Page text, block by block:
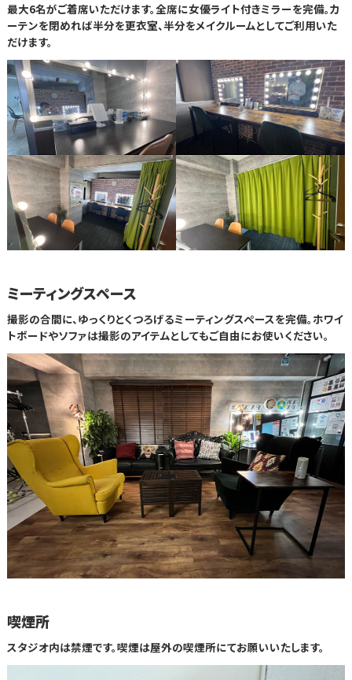
最大6名がご着席いただけます。全席に女優ライト付きミラーを完備。カ
ーテンを閉めれば半分を更衣室、半分をメイクルームとしてご利用いた
だけます。
ミーティングスペース
撮影の合間に、ゆっくりとくつろげるミーティングスペースを完備。ホワイ
トボードやソファは撮影のアイテムとしてもご自由にお使いください。
喫煙所
スタジオ内は禁煙です。喫煙は屋外の喫煙所にてお願いいたします。